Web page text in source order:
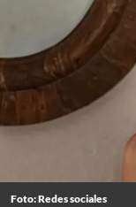
Foto: Redes sociales